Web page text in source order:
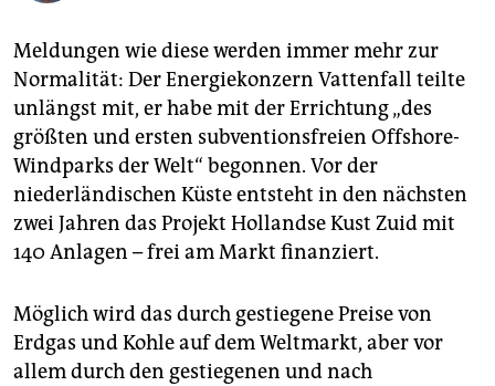
unterstützen
abo
genossenschaft
epaper login
Meldungen wie diese werden immer mehr zur
Normalität: Der Energiekonzern Vattenfall teilte
unlängst mit, er habe mit der Errichtung „des
größten und ersten subventionsfreien Offshore-
Windparks der Welt“ begonnen. Vor der
niederländischen Küste entsteht in den nächsten
zwei Jahren das Projekt Hollandse Kust Zuid mit
140 Anlagen – frei am Markt finanziert.
Möglich wird das durch gestiegene Preise von
Erdgas und Kohle auf dem Weltmarkt, aber vor
allem durch den gestiegenen und nach